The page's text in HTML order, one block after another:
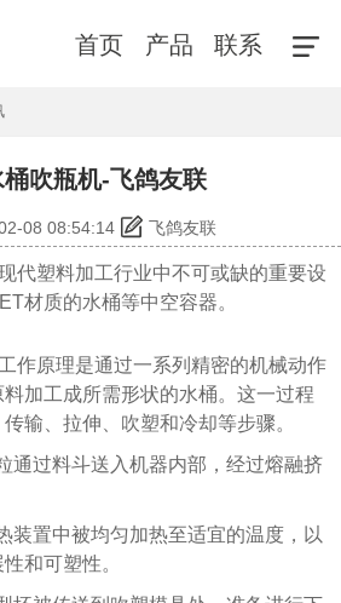
首页 产品 联系
桶吹瓶机-飞鸽友联
08 08:54:14 飞鸽友联
代塑料加工行业中不可或缺的重要设
材质的水桶等中空容器。
作原理是通过一系列精密的机械动作
加工成所需形状的水桶。这一过程
输、拉伸、吹塑和冷却等步骤。
通过料斗送入机器内部，经过熔融挤
装置中被均匀加热至适宜的温度，以
和可塑性。